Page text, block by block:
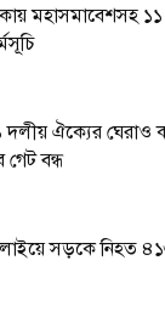
মহাসমাবেশসহ
দলীয় ঐক্যের ঘেরাও
গেট বন্ধ
সড়কে নিহত